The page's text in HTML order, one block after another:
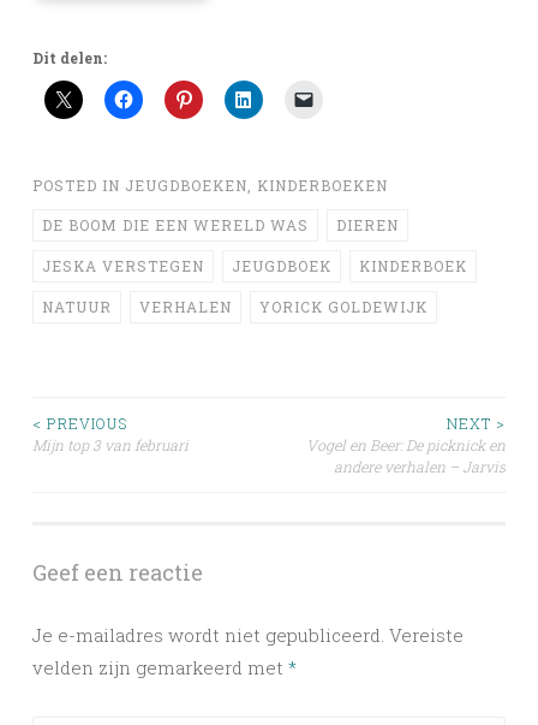
Dit delen:
POSTED IN JEUGDBOEKEN, KINDERBOEKEN
DE BOOM DIE EEN WERELD WAS DIEREN
JESKA VERSTEGEN JEUGDBOEK KINDERBOEK
NATUUR VERHALEN YORICK GOLDEWIJK
Post
< PREVIOUS
Mijn top 3 van februari
NEXT >
Vogel en Beer: De picknick en
andere verhalen – Jarvis
Geef een reactie
Je e-mailadres wordt niet gepubliceerd. Vereiste
velden zijn gemarkeerd met *